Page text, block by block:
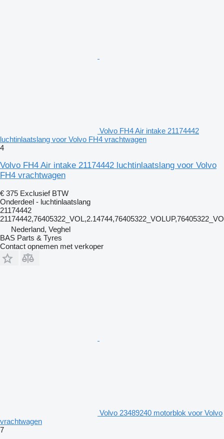
Volvo FH4 Air intake 21174442
luchtinlaatslang voor Volvo FH4 vrachtwagen
4
Volvo FH4 Air intake 21174442 luchtinlaatslang voor Volvo
FH4 vrachtwagen
€ 375 Exclusief BTW
Onderdeel - luchtinlaatslang
21174442
Nederland, Veghel
BAS Parts & Tyres
Contact opnemen met verkoper
Volvo 23489240 motorblok voor Volvo
vrachtwagen
7